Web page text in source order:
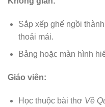
Sắp xếp ghế ngồi
thoải mái.
Bảng hoặc màn hình
Giáo viên:
Học thuộc bài thơ Về